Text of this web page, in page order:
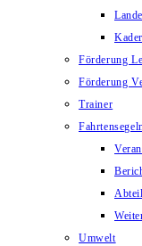
Förderung
Förderung
Trainer
Umwelt